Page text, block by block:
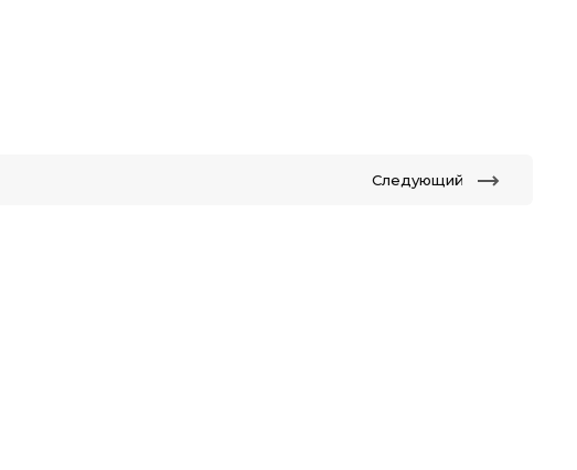
Следующий